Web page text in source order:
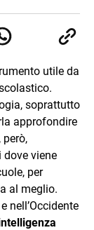
agenzie di
di articoli
utile da
soprattutto
approfondire
dove viene
per
al meglio.
nell’Occidente